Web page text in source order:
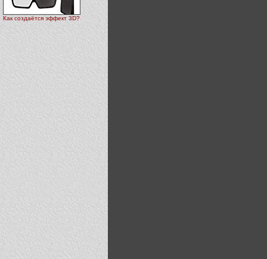
Как создаётся эффект 3D?